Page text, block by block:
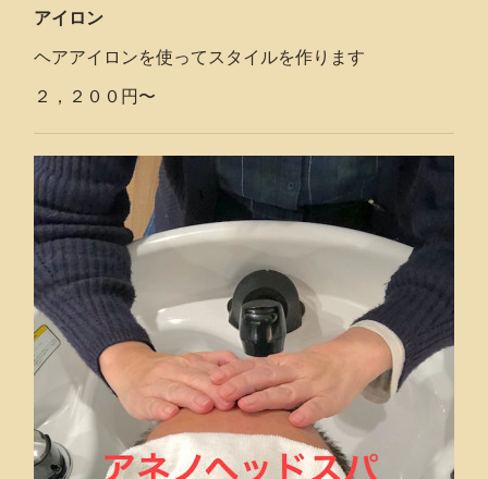
アイロン
ヘアアイロンを使ってスタイルを作ります
２，２００円〜